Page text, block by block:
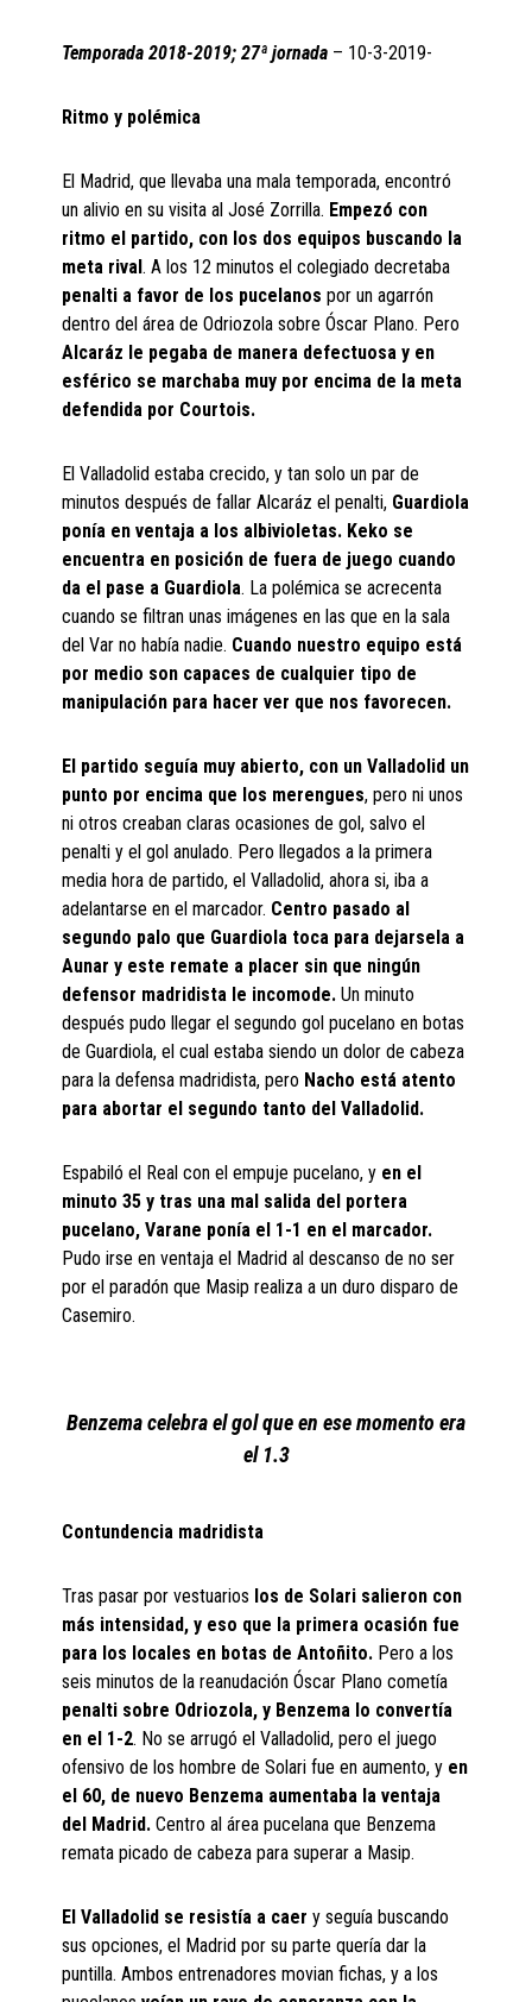
Temporada 2018-2019; 27ª jornada – 10-3-2019-
Ritmo y polémica
El Madrid, que llevaba una mala temporada, encontró
un alivio en su visita al José Zorrilla. Empezó con
ritmo el partido, con los dos equipos buscando la
meta rival. A los 12 minutos el colegiado decretaba
penalti a favor de los pucelanos por un agarrón
dentro del área de Odriozola sobre Óscar Plano. Pero
Alcaráz le pegaba de manera defectuosa y en
esférico se marchaba muy por encima de la meta
defendida por Courtois.
El Valladolid estaba crecido, y tan solo un par de
minutos después de fallar Alcaráz el penalti, Guardiola
ponía en ventaja a los albivioletas. Keko se
encuentra en posición de fuera de juego cuando
da el pase a Guardiola. La polémica se acrecenta
cuando se filtran unas imágenes en las que en la sala
del Var no había nadie. Cuando nuestro equipo está
por medio son capaces de cualquier tipo de
manipulación para hacer ver que nos favorecen.
El partido seguía muy abierto, con un Valladolid un
punto por encima que los merengues, pero ni unos
ni otros creaban claras ocasiones de gol, salvo el
penalti y el gol anulado. Pero llegados a la primera
media hora de partido, el Valladolid, ahora si, iba a
adelantarse en el marcador. Centro pasado al
segundo palo que Guardiola toca para dejarsela a
Aunar y este remate a placer sin que ningún
defensor madridista le incomode. Un minuto
después pudo llegar el segundo gol pucelano en botas
de Guardiola, el cual estaba siendo un dolor de cabeza
para la defensa madridista, pero Nacho está atento
para abortar el segundo tanto del Valladolid.
Espabiló el Real con el empuje pucelano, y en el
minuto 35 y tras una mal salida del portera
pucelano, Varane ponía el 1-1 en el marcador.
Pudo irse en ventaja el Madrid al descanso de no ser
por el paradón que Masip realiza a un duro disparo de
Casemiro.
Benzema celebra el gol que en ese momento era
el 1.3
Contundencia madridista
Tras pasar por vestuarios los de Solari salieron con
más intensidad, y eso que la primera ocasión fue
para los locales en botas de Antoñito. Pero a los
seis minutos de la reanudación Óscar Plano cometía
penalti sobre Odriozola, y Benzema lo convertía
en el 1-2. No se arrugó el Valladolid, pero el juego
ofensivo de los hombre de Solari fue en aumento, y en
el 60, de nuevo Benzema aumentaba la ventaja
del Madrid.Centro al área pucelana que Benzema
remata picado de cabeza para superar a Masip.
El Valladolid se resistía a caer y seguía buscando
sus opciones, el Madrid por su parte quería dar la
puntilla. Ambos entrenadores movian fichas, y a los